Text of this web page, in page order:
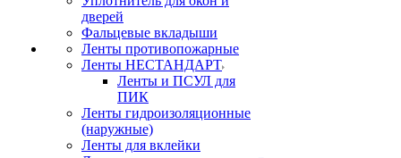
дверей
Фальцевые вкладыши
Ленты противопожарные
Ленты НЕСТАНДАРТ
Ленты и ПСУЛ для
ПИК
Ленты гидроизоляционные
(наружные)
Ленты для вклейки